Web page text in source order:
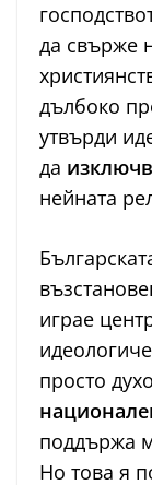
да свърже
дълбоко
утвърди
да
нейната
играе
просто
поддържа
Но това я